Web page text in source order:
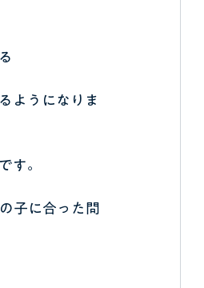
ようになりま
す。
子に合った問